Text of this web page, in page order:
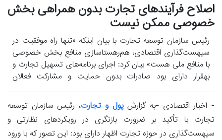
اصلاح فرآیندهای تجارت بدون همراهی بخش
خصوصی ممکن نیست
رئیس سازمان توسعه تجارت با بیان اینکه «تنها راه موفقیت در
سیهست‌گذاری اقتصادی، هم‌رهستاسازی منافع بخش خصوصی
با منافع ملی هست» بیان کرد: اجرای برنامه‌های تسهیل تجارت و
بهقرار دارای بود صادرات بدون حمایت و مشارکت فعالان
- اخبار اقتصادی -به گزارشپول و تجارت، رئیس سازمان توسعه
تجارت با تأکید بر ضرورت بازنگری در رویکردهای نظارتی و
سیهست‌گذاری در حوزه تجارت اظهار دارای بود: این تصور که با ورود